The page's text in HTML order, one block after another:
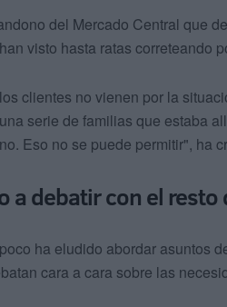
del Mercado Central que
visto hasta ratas correteando
clientes no vienen por la
serie de familias que estaba
Eso no se puede permitir", ha
a debatir con el
ha eludido abordar asuntos
cara a cara sobre las